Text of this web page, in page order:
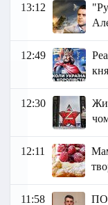
13:12
12:49
12:30
12:11
11:58